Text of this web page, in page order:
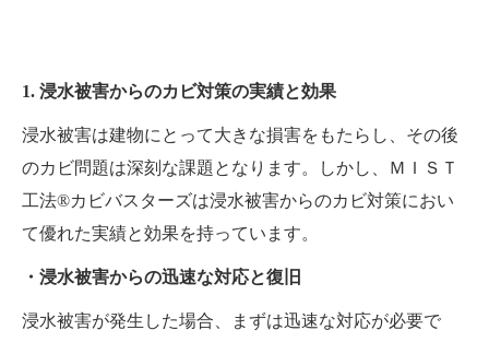
1. 浸水被害からのカビ対策の実績と効果
浸水被害は建物にとって大きな損害をもたらし、その後
のカビ問題は深刻な課題となります。しかし、ＭＩＳＴ
工法®カビバスターズは浸水被害からのカビ対策におい
て優れた実績と効果を持っています。
・浸水被害からの迅速な対応と復旧
浸水被害が発生した場合、まずは迅速な対応が必要で